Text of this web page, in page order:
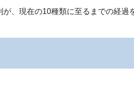
、現在の10種類に至るまでの経過